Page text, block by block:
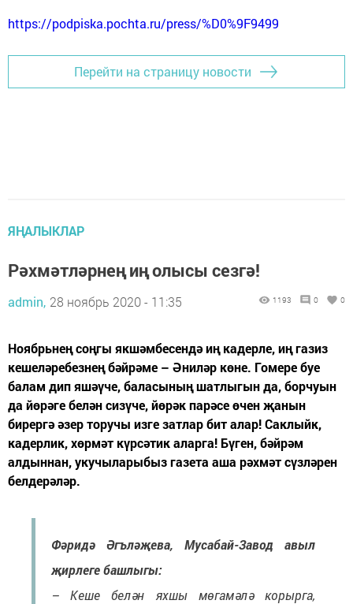
https://podpiska.pochta.ru/press/%D0%9F9499
Перейти на страницу новости
ЯҢАЛЫКЛАР
Рәхмәтләрнең иң олысы сезгә!
admin, 28 ноябрь 2020 - 11:35 1193 0 0
Ноябрьнең соңгы якшәмбесендә иң кадерле, иң газиз
кешеләребезнең бәйрәме – Әниләр көне. Гомере буе
балам дип яшәүче, баласының шатлыгын да, борчуын
да йөрәге белән сизүче, йөрәк парәсе өчен җанын
бирергә әзер торучы изге затлар бит алар! Саклыйк,
кадерлик, хөрмәт күрсәтик аларга! Бүген, бәйрәм
алдыннан, укучыларыбыз газета аша рәхмәт сүзләрен
белдерәләр.
Фәридә Әгъләҗева, Мусабай-Завод авыл
җирлеге башлыгы:
– Кеше белән яхшы мөгамәлә корырга,